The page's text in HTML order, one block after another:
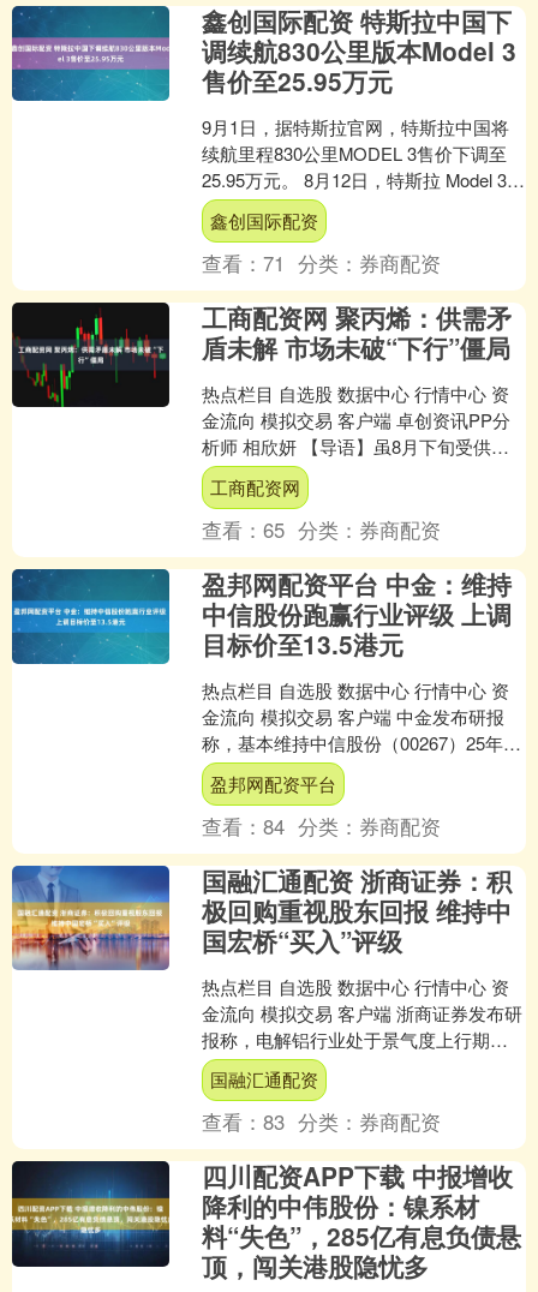
鑫创国际配资 特斯拉中国下
调续航830公里版本Model 3
售价至25.95万元
9月1日，据特斯拉官网，特斯拉中国将
续航里程830公里MODEL 3售价下调至
25.95万元。 8月12日，特斯拉 Model 3
长续航后轮驱动版车型正式发布....
鑫创国际配资
查看：71 分类： 券商配资
工商配资网 聚丙烯：供需矛
盾未解 市场未破“下行”僵局
热点栏目 自选股 数据中心 行情中心 资
金流向 模拟交易 客户端 卓创资讯PP分
析师 相欣妍 【导语】虽8月下旬受供给
侧改革消息影响，带动PP市场小幅反
弹，但P....
工商配资网
查看：65 分类： 券商配资
盈邦网配资平台 中金：维持
中信股份跑赢行业评级 上调
目标价至13.5港元
热点栏目 自选股 数据中心 行情中心 资
金流向 模拟交易 客户端 中金发布研报
称，基本维持中信股份（00267）25年、
26年盈利预测不变，公司当前交易于
0.4....
盈邦网配资平台
查看：84 分类： 券商配资
国融汇通配资 浙商证券：积
极回购重视股东回报 维持中
国宏桥“买入”评级
热点栏目 自选股 数据中心 行情中心 资
金流向 模拟交易 客户端 浙商证券发布研
报称，电解铝行业处于景气度上行期，
受益于铝价上涨、煤价低位，中国宏桥
（01378....
国融汇通配资
查看：83 分类： 券商配资
四川配资APP下载 中报增收
降利的中伟股份：镍系材
料“失色”，285亿有息负债悬
顶，闯关港股隐忧多